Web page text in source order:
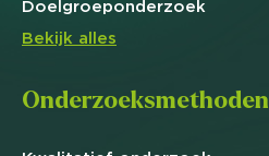
Doelgroeponderzoek
Bekijk alles
Onderzoeksmethoden